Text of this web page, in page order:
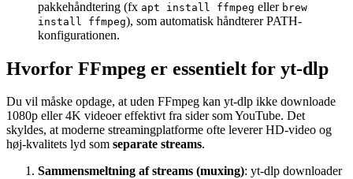
pakkehåndtering (fx apt install ffmpeg eller brew
install ffmpeg), som automatisk håndterer PATH-
konfigurationen.
Hvorfor FFmpeg er essentielt for yt-dlp
Du vil måske opdage, at uden FFmpeg kan yt-dlp ikke downloade
1080p eller 4K videoer effektivt fra sider som YouTube. Det
skyldes, at moderne streamingplatforme ofte leverer HD-video og
høj-kvalitets lyd som separate streams.
Sammensmeltning af streams (muxing): yt-dlp downloader